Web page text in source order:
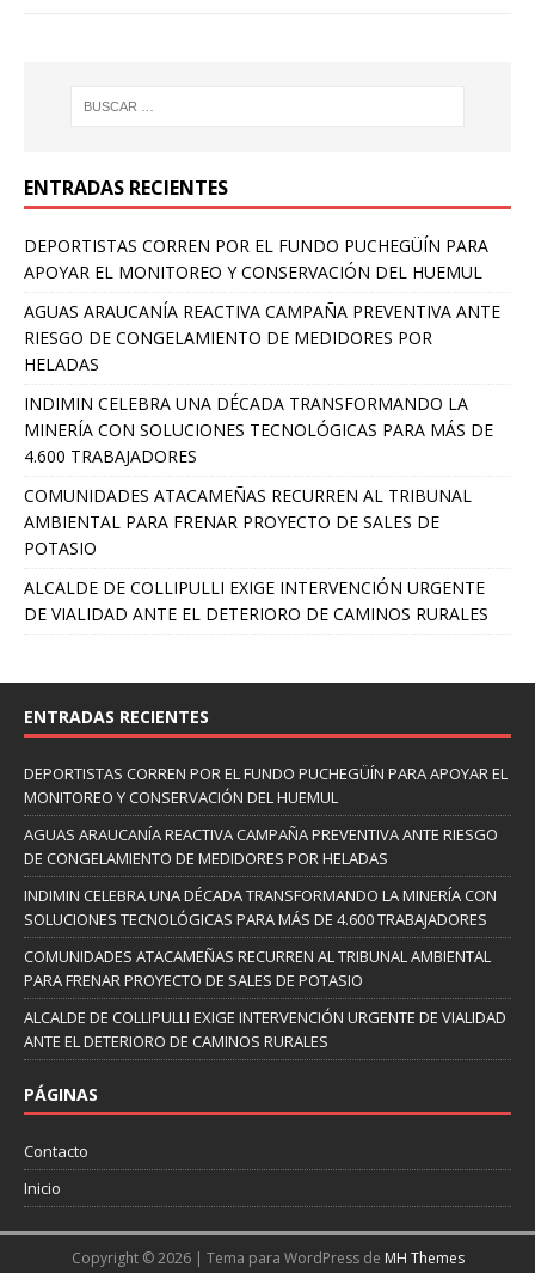
ENTRADAS RECIENTES
DEPORTISTAS CORREN POR EL FUNDO PUCHEGÜÍN PARA
APOYAR EL MONITOREO Y CONSERVACIÓN DEL HUEMUL
AGUAS ARAUCANÍA REACTIVA CAMPAÑA PREVENTIVA ANTE
RIESGO DE CONGELAMIENTO DE MEDIDORES POR
HELADAS
INDIMIN CELEBRA UNA DÉCADA TRANSFORMANDO LA
MINERÍA CON SOLUCIONES TECNOLÓGICAS PARA MÁS DE
4.600 TRABAJADORES
COMUNIDADES ATACAMEÑAS RECURREN AL TRIBUNAL
AMBIENTAL PARA FRENAR PROYECTO DE SALES DE
POTASIO
ALCALDE DE COLLIPULLI EXIGE INTERVENCIÓN URGENTE
DE VIALIDAD ANTE EL DETERIORO DE CAMINOS RURALES
ENTRADAS RECIENTES
DEPORTISTAS CORREN POR EL FUNDO PUCHEGÜÍN PARA APOYAR EL
MONITOREO Y CONSERVACIÓN DEL HUEMUL
AGUAS ARAUCANÍA REACTIVA CAMPAÑA PREVENTIVA ANTE RIESGO
DE CONGELAMIENTO DE MEDIDORES POR HELADAS
INDIMIN CELEBRA UNA DÉCADA TRANSFORMANDO LA MINERÍA CON
SOLUCIONES TECNOLÓGICAS PARA MÁS DE 4.600 TRABAJADORES
COMUNIDADES ATACAMEÑAS RECURREN AL TRIBUNAL AMBIENTAL
PARA FRENAR PROYECTO DE SALES DE POTASIO
ALCALDE DE COLLIPULLI EXIGE INTERVENCIÓN URGENTE DE VIALIDAD
ANTE EL DETERIORO DE CAMINOS RURALES
PÁGINAS
Contacto
Inicio
Copyright © 2026 | Tema para WordPress de MH Themes